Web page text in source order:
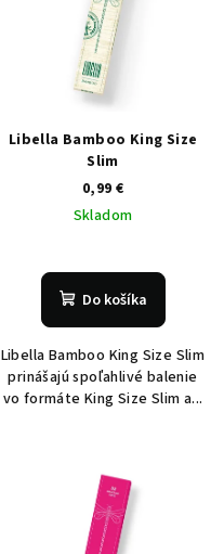
Libella Bamboo King Size
Slim
0,99 €
Skladom
Do košíka
Libella Bamboo King Size Slim
prinášajú spoľahlivé balenie
vo formáte King Size Slim a...